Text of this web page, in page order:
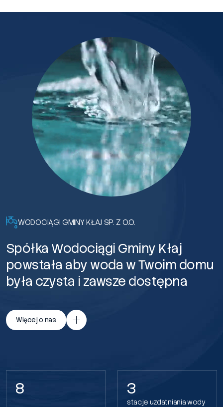
WODOCIĄGI GMINY KŁAJ SP. Z O.O.
Spółka Wodociągi Gminy Kłaj
powstała aby woda w Twoim domu
była czysta i zawsze dostępna
Więcej o nas
8 3
stacje uzdatniania wody